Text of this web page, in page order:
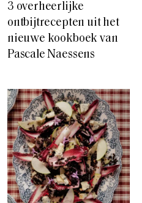
3 overheerlijke
ontbijtrecepten uit het
nieuwe kookboek van
Pascale Naessens